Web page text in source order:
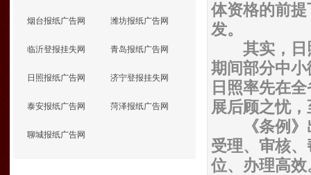
烟台报纸广告网 潍坊报纸广告网
临沂登报挂失网 青岛报纸广告网
日照报纸广告网 济宁登报挂失网
泰安报纸广告网 菏泽报纸广告网
聊城报纸广告网
体资格的前
发。
其实，日照
期间部分中
日照率先在
展后顾之忧
《条例》出
受理、审核
位、办理高